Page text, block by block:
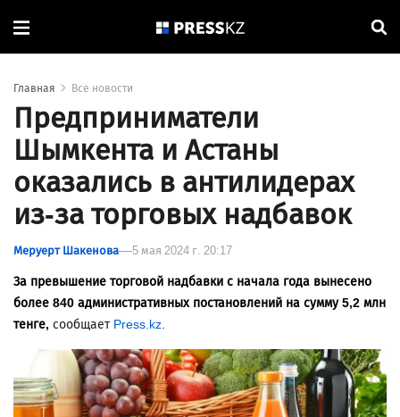
Главная Все новости
Предприниматели
Шымкента и Астаны
оказались в антилидерах
из-за торговых надбавок
Меруерт Шакенова 5 мая 2024 г. 20:17
За превышение торговой надбавки с начала года вынесено
более 840 административных постановлений на сумму 5,2 млн
тенге, сообщает Press.kz.